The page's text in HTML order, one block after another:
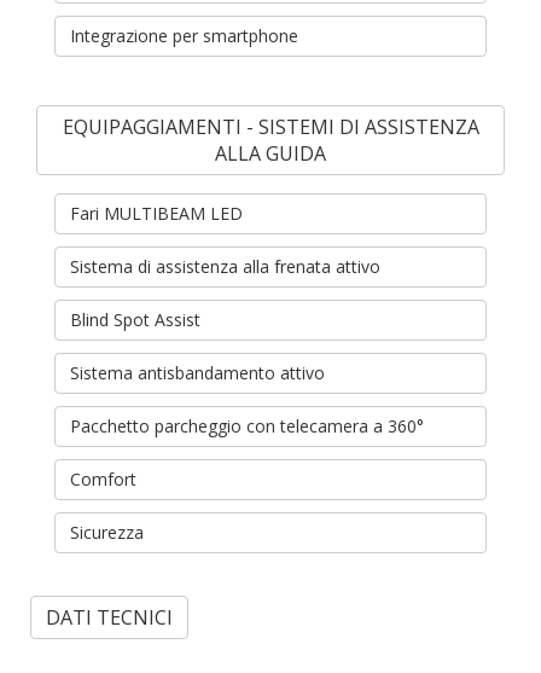
Integrazione per smartphone
EQUIPAGGIAMENTI - SISTEMI DI ASSISTENZA
ALLA GUIDA
Fari MULTIBEAM LED
Sistema di assistenza alla frenata attivo
Blind Spot Assist
Sistema antisbandamento attivo
Pacchetto parcheggio con telecamera a 360°
Comfort
Sicurezza
DATI TECNICI